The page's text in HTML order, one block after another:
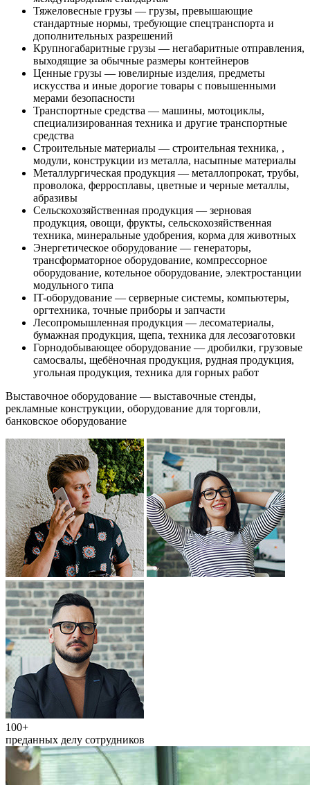
Тяжеловесные грузы — грузы, превышающие
стандартные нормы, требующие спецтранспорта и
дополнительных разрешений
Крупногабаритные грузы — негабаритные отправления,
выходящие за обычные размеры контейнеров
Ценные грузы — ювелирные изделия, предметы
искусства и иные дорогие товары с повышенными
мерами безопасности
Транспортные средства — машины, мотоциклы,
специализированная техника и другие транспортные
средства
Строительные материалы — строительная техника, ,
модули, конструкции из металла, насыпные материалы
Металлургическая продукция — металлопрокат, трубы,
проволока, ферросплавы, цветные и черные металлы,
абразивы
Сельскохозяйственная продукция — зерновая
продукция, овощи, фрукты, сельскохозяйственная
техника, минеральные удобрения, корма для животных
Энергетическое оборудование — генераторы,
трансформаторное оборудование, компрессорное
оборудование, котельное оборудование, электростанции
модульного типа
IT-оборудование — серверные системы, компьютеры,
оргтехника, точные приборы и запчасти
Лесопромышленная продукция — лесоматериалы,
бумажная продукция, щепа, техника для лесозаготовки
Горнодобывающее оборудование — дробилки, грузовые
самосвалы, щебёночная продукция, рудная продукция,
угольная продукция, техника для горных работ
Выставочное оборудование — выставочные стенды,
рекламные конструкции, оборудование для торговли,
банковское оборудование
100+
преданных делу сотрудников